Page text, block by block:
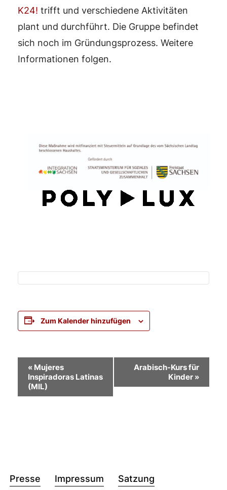
K24! trifft und verschiedene Aktivitäten
plant und durchführt. Die Gruppe befindet
sich noch im Gründungsprozess. Weitere
Informationen folgen.
Zum Kalender hinzufügen
Veranstaltung-
Navigation
« Mujeres
Inspiradoras Latinas
(MIL)
Arabisch-Kurs für
Kinder »
Presse Impressum
Satzung